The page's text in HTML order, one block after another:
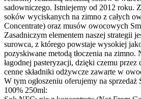
sadowniczego. Istniejemy od 2012 roku.
soków wyciskanych na zimno z całych
Concentrate) oraz musów owocowych
Zasadniczym elementem naszej strategii
surowca, z którego powstaje wysokiej
pozyskiwane metodą tłoczenia na zimno.
łagodnej pasteryzacji, dzięki czemu przez
cenne składniki odżywcze zawarte w
W tym ogłoszeniu oferujemy na sprzedaż
100% 250ml: